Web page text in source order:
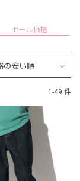
セール価格
の安い順
1-49 件